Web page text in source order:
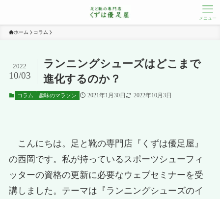
メニュー
ホーム コラム
ランニングシューズはどこまで
進化するのか？
2022
10/03
コラム 趣味のマラソン 2021年1月30日 2022年10月3日
こんにちは。足と靴の専門店『くずは優足屋』
の西岡です。私が持っているスポーツシューフィ
ッターの資格の更新に必要なウェブセミナーを受
講しました。テーマは『ランニングシューズのイ